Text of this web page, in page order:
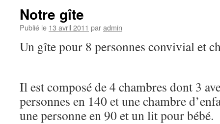
Notre gîte
Publié le 13 avril 2011 paradmin
Un gîte pour 8 personnes convivial et
Il est composé de 4 chambres dont 3
personnes en 140 et une chambre
une personne en 90 et un lit pour bébé.